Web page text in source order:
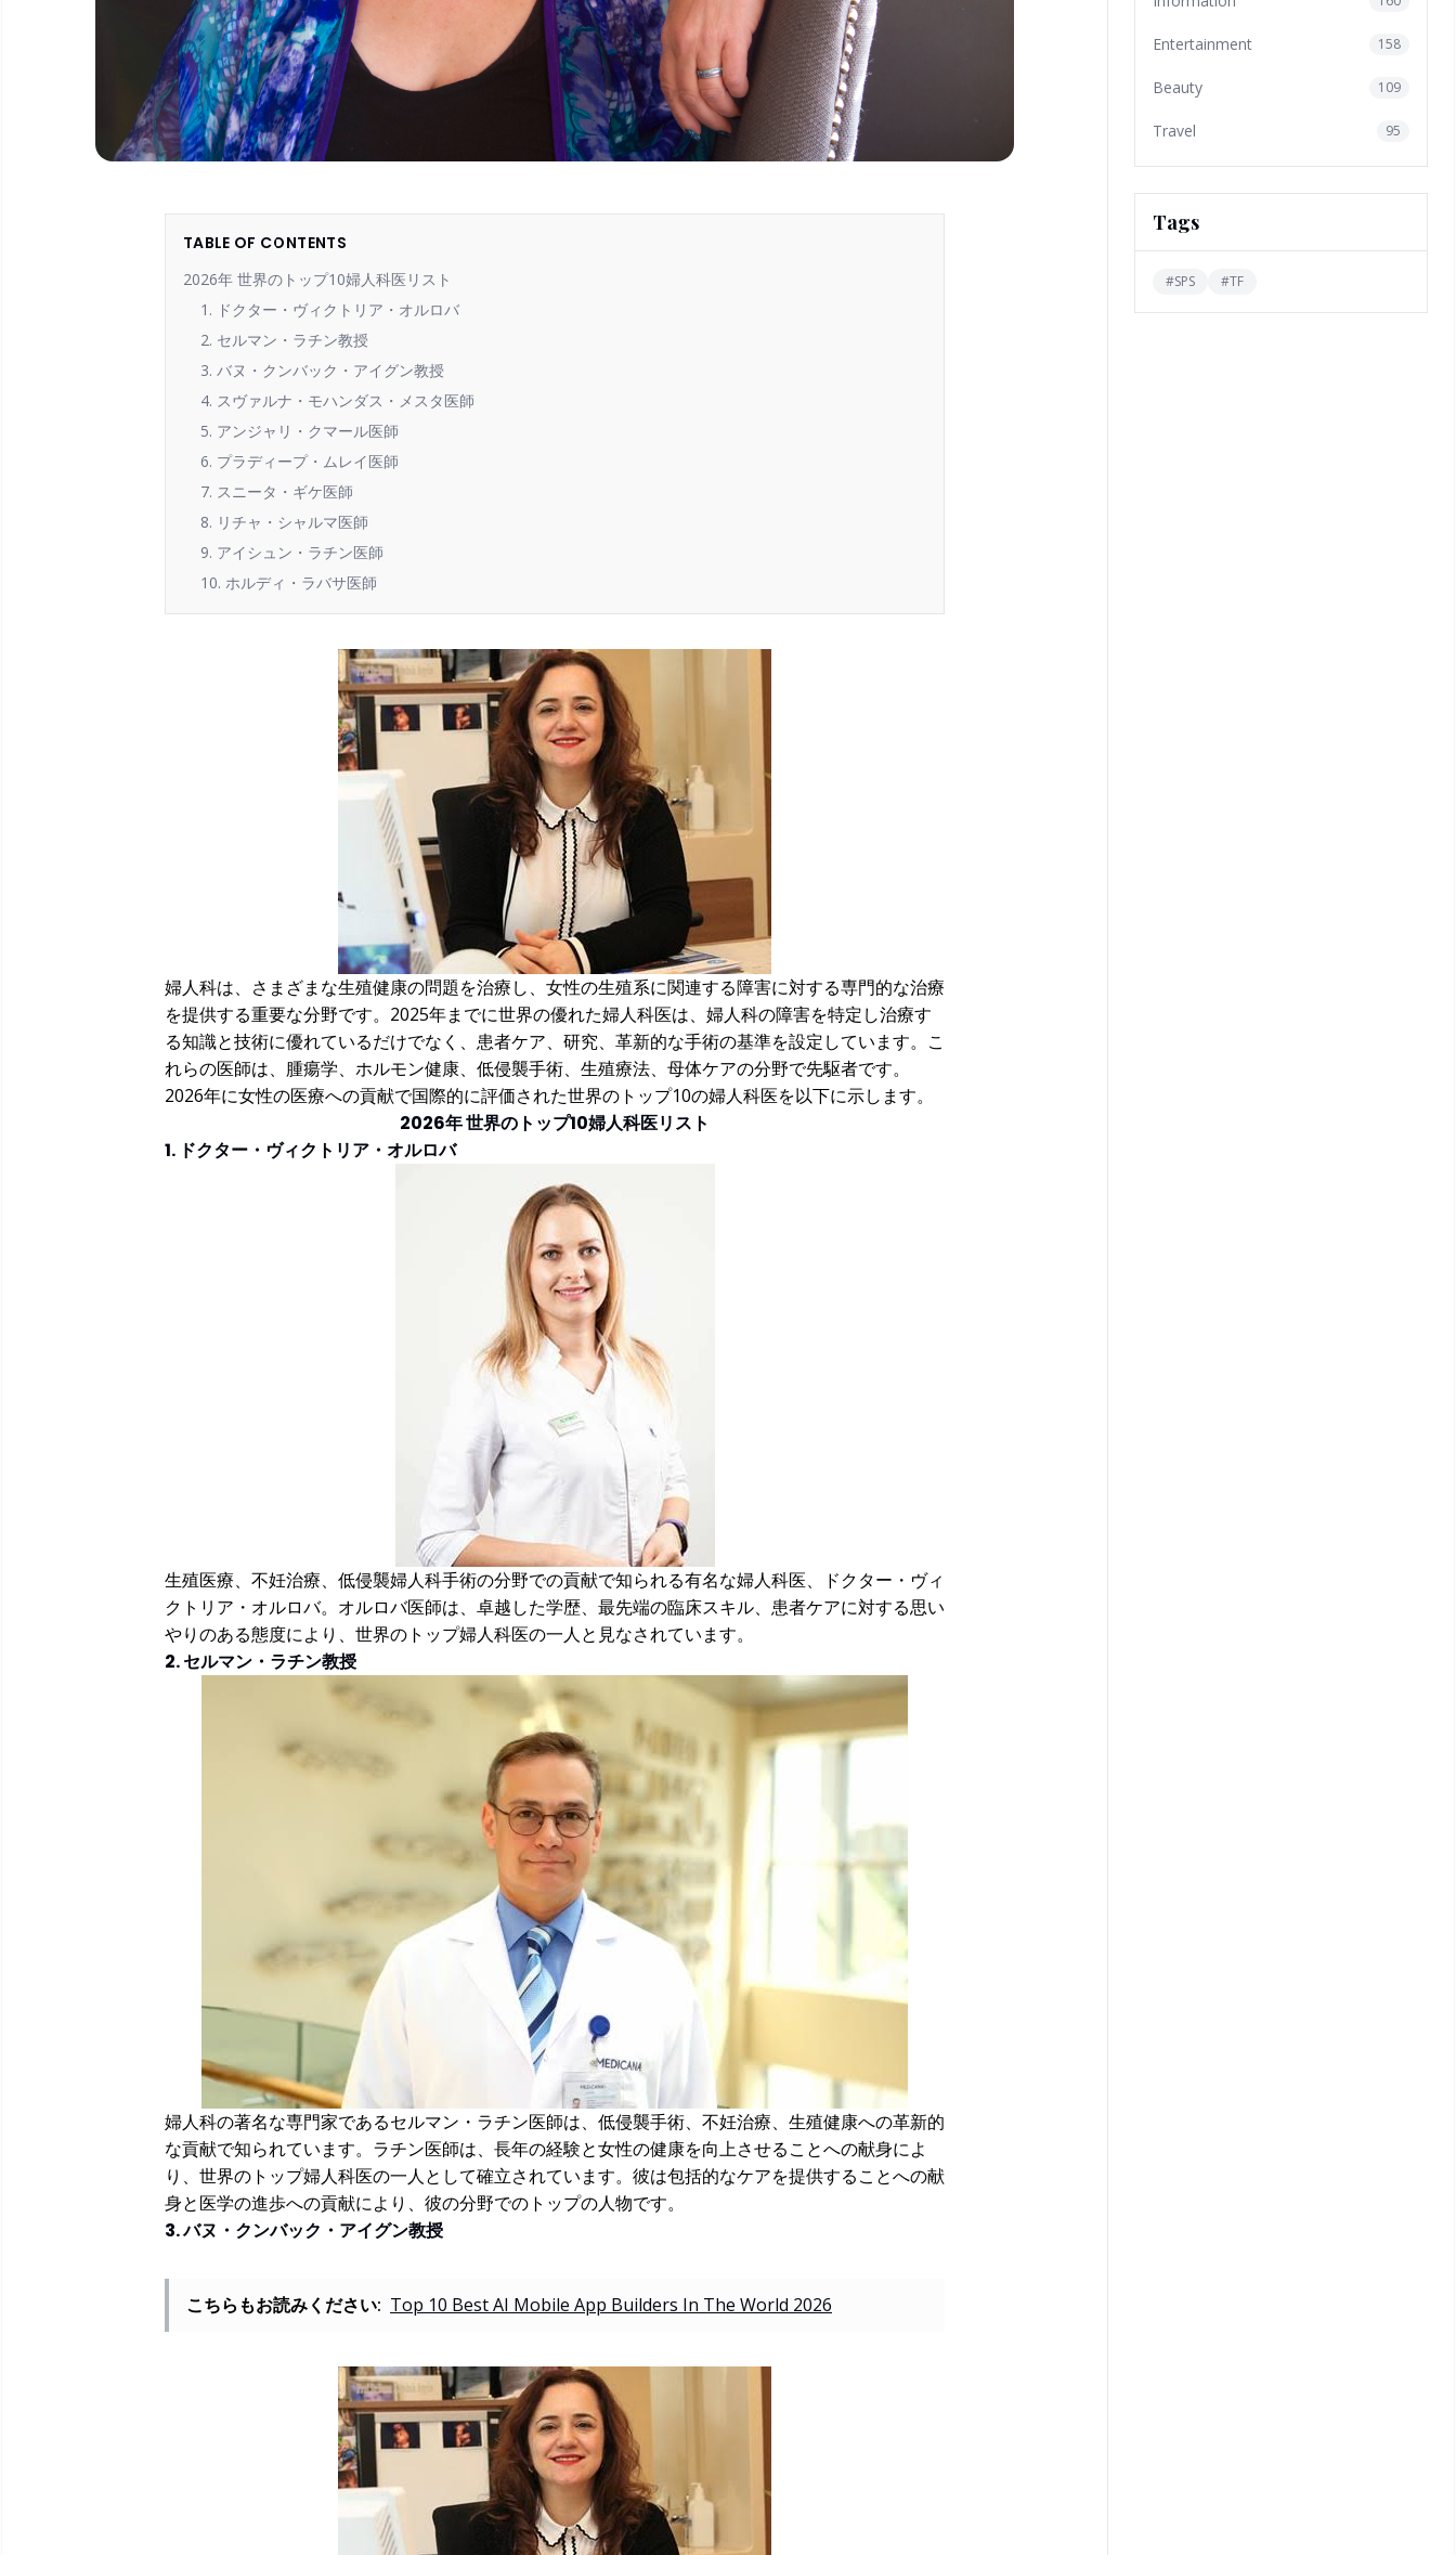
TABLE OF CONTENTS
2026年 世界のトップ10婦人科医リスト
1. ドクター・ヴィクトリア・オルロバ
2. セルマン・ラチン教授
3. バヌ・クンバック・アイグン教授
4. スヴァルナ・モハンダス・メスタ医師
5. アンジャリ・クマール医師
6. プラディープ・ムレイ医師
7. スニータ・ギケ医師
8. リチャ・シャルマ医師
9. アイシュン・ラチン医師
10. ホルディ・ラバサ医師
婦人科は、さまざまな生殖健康の問題を治療し、女性の生殖系に関連する障害に対する専門的な治療
を提供する重要な分野です。2025年までに世界の優れた婦人科医は、婦人科の障害を特定し治療す
る知識と技術に優れているだけでなく、患者ケア、研究、革新的な手術の基準を設定しています。こ
れらの医師は、腫瘍学、ホルモン健康、低侵襲手術、生殖療法、母体ケアの分野で先駆者です。
2026年に女性の医療への貢献で国際的に評価された世界のトップ10の婦人科医を以下に示します。
2026年 世界のトップ10婦人科医リスト
1. ドクター・ヴィクトリア・オルロバ
生殖医療、不妊治療、低侵襲婦人科手術の分野での貢献で知られる有名な婦人科医、ドクター・ヴィ
クトリア・オルロバ。オルロバ医師は、卓越した学歴、最先端の臨床スキル、患者ケアに対する思い
やりのある態度により、世界のトップ婦人科医の一人と見なされています。
2. セルマン・ラチン教授
婦人科の著名な専門家であるセルマン・ラチン医師は、低侵襲手術、不妊治療、生殖健康への革新的
な貢献で知られています。ラチン医師は、長年の経験と女性の健康を向上させることへの献身によ
り、世界のトップ婦人科医の一人として確立されています。彼は包括的なケアを提供することへの献
身と医学の進歩への貢献により、彼の分野でのトップの人物です。
3. バヌ・クンバック・アイグン教授
こちらもお読みください: Top 10 Best AI Mobile App Builders In The World 2026
Entertainment 158
Beauty 109
Travel 95
Tags
#SPS #TF